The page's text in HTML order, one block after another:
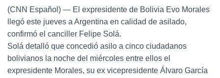
(CNN Español) — El expresidente de Bolivia Evo Morales
llegó este jueves a Argentina en calidad de asilado,
confirmó el canciller Felipe Solá.
Solá detalló que concedió asilo a cinco ciudadanos
bolivianos la noche del miércoles entre ellos el
expresidente Morales, su ex vicepresidente Álvaro García